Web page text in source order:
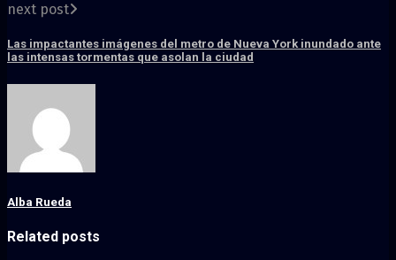
next post
Las impactantes imágenes del metro de Nueva York inundado ante
las intensas tormentas que asolan la ciudad
Alba Rueda
Related posts